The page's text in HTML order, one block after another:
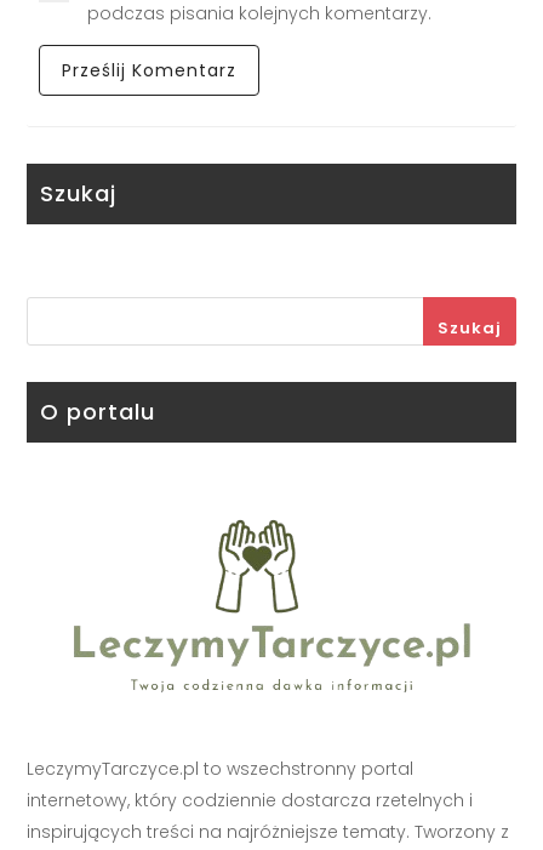
podczas pisania kolejnych komentarzy.
Szukaj
Szukaj
O portalu
LeczymyTarczyce.pl to wszechstronny portal
internetowy, który codziennie dostarcza rzetelnych i
inspirujących treści na najróżniejsze tematy. Tworzony z